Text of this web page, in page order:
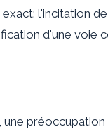
l'incitation
d'une voie
une